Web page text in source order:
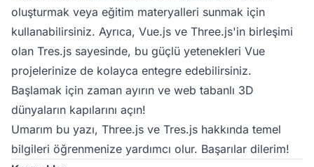
oluşturmak veya eğitim materyalleri sunmak için
kullanabilirsiniz. Ayrıca, Vue.js ve Three.js'in birleşimi
olan Tres.js sayesinde, bu güçlü yetenekleri Vue
projelerinize de kolayca entegre edebilirsiniz.
Başlamak için zaman ayırın ve web tabanlı 3D
dünyaların kapılarını açın!
Umarım bu yazı, Three.js ve Tres.js hakkında temel
bilgileri öğrenmenize yardımcı olur. Başarılar dilerim!